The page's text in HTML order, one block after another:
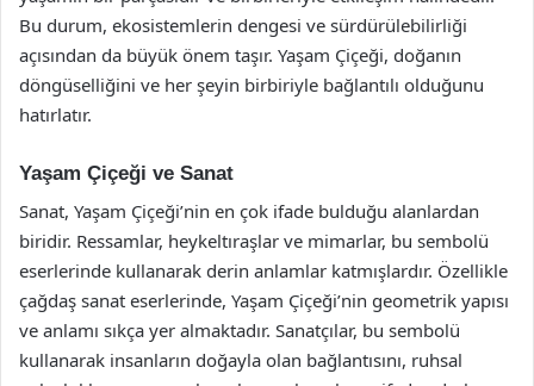
Bu durum, ekosistemlerin dengesi ve sürdürülebilirliği
açısından da büyük önem taşır. Yaşam Çiçeği, doğanın
döngüselliğini ve her şeyin birbiriyle bağlantılı olduğunu
hatırlatır.
Yaşam Çiçeği ve Sanat
Sanat, Yaşam Çiçeği’nin en çok ifade bulduğu alanlardan
biridir. Ressamlar, heykeltıraşlar ve mimarlar, bu sembolü
eserlerinde kullanarak derin anlamlar katmışlardır. Özellikle
çağdaş sanat eserlerinde, Yaşam Çiçeği’nin geometrik yapısı
ve anlamı sıkça yer almaktadır. Sanatçılar, bu sembolü
kullanarak insanların doğayla olan bağlantısını, ruhsal